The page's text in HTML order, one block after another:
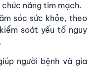
năng tim mạch.
sóc sức khỏe, theo
soát yếu tố nguy
người bệnh và gia